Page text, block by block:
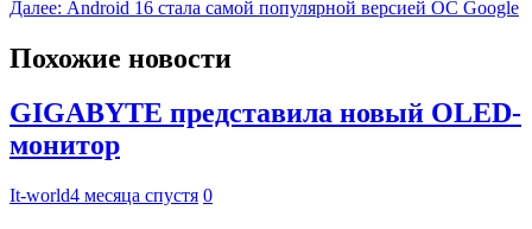
Далее: Android 16 стала самой популярной версией ОС Google
Похожие новости
GIGABYTE представила новый OLED-
монитор
It-world4 месяца спустя 0